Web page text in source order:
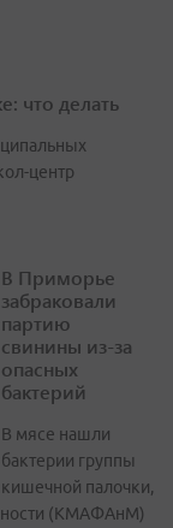
что делать
центр
В Приморье
забраковали
партию
свинины из-за
опасных
бактерий
В мясе нашли
бактерии группы
кишечной палочки,
(КМАФАнМ)